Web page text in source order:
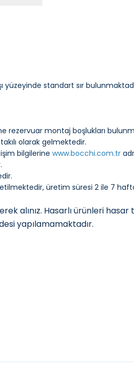
standart sır
rezervuar montaj boşlukları
olarak gelmektedir.
bilgilerine www.bocchi.com.tr
üretim süresi 2 ile 7
alınız. Hasarlı ürünleri
yapılamamaktadır.